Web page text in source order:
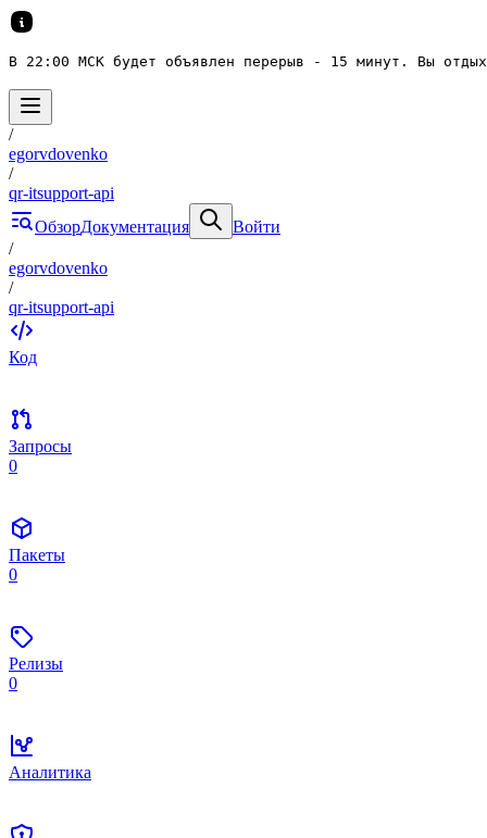
В 22:00 МСК будет объявлен перерыв - 15 минут. Вы
/
egorvdovenko
/
qr-itsupport-api
ОбзорДокументация
Войти
/
egorvdovenko
/
qr-itsupport-api
Код
Запросы
0
Пакеты
0
Релизы
0
Аналитика